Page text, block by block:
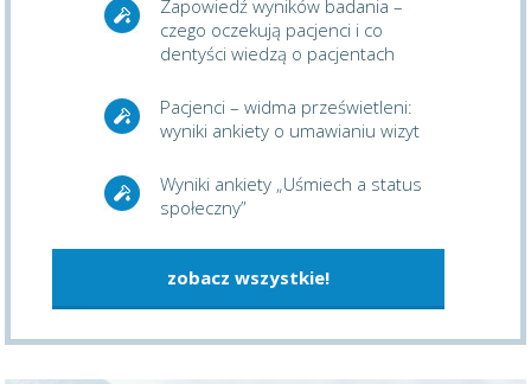
Zapowiedź wyników badania –
czego oczekują pacjenci i co
dentyści wiedzą o pacjentach
Pacjenci – widma prześwietleni:
wyniki ankiety o umawianiu wizyt
Wyniki ankiety „Uśmiech a status
społeczny”
zobacz wszystkie!